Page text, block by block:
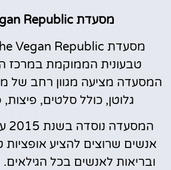
מסעדת The Vegan Republic
טבעונית הממוקמת במרכז
המסעדה מציעה מגוון רחב של
גלוטן, כולל סלטים,
אנשים שרוצים להציע אופציות
ובריאות לאנשים בכל